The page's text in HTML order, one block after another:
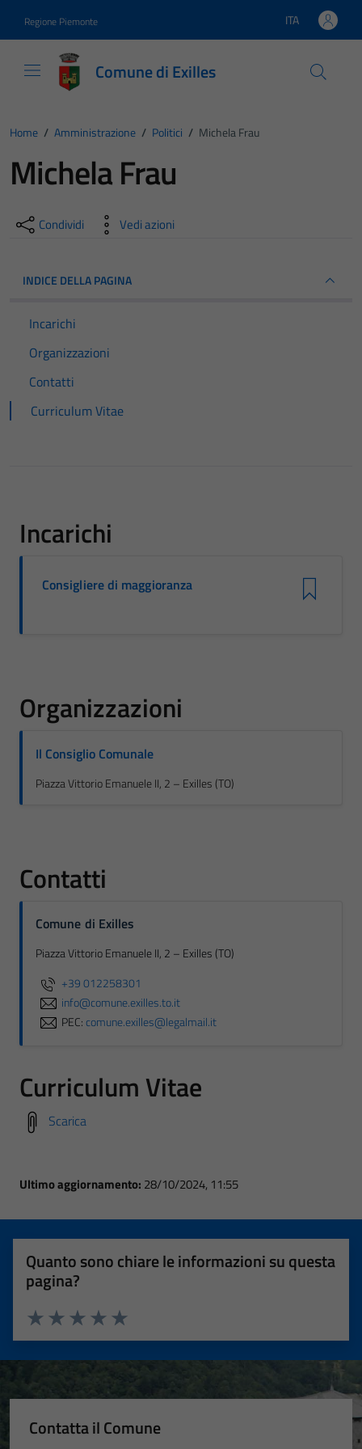
Regione Piemonte Lingua attiva:
ITA
Comune di Exilles
Home / Amministrazione / Politici / Michela Frau
Michela Frau
Condividi Vedi azioni
INDICE DELLA PAGINA
Incarichi
Organizzazioni
Contatti
Curriculum Vitae
Incarichi
Consigliere di maggioranza
Organizzazioni
Il Consiglio Comunale
Piazza Vittorio Emanuele II, 2 – Exilles (TO)
Contatti
Comune di Exilles
Piazza Vittorio Emanuele II, 2 – Exilles (TO)
+39 012258301
info@comune.exilles.to.it
PEC:comune.exilles@legalmail.it
Curriculum Vitae
Scarica
Ultimo aggiornamento: 28/10/2024, 11:55
Quanto sono chiare le informazioni su questa
pagina?
Valuta 5 stelle su 5
Valuta 4 stelle su 5
Valuta 3 stelle su 5
Valuta 2 stelle su 5
Valuta 1 stelle su 5
Contatta il Comune